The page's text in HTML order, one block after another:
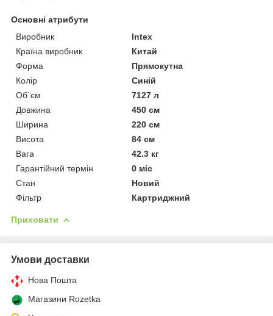
Основні атрибути
Виробник
Intex
Країна виробник
Китай
Форма
Прямокутна
Колір
Синій
Об`єм
7127 л
Довжина
450 см
Ширина
220 см
Висота
84 см
Вага
42.3 кг
Гарантійний термін
0 міс
Стан
Новий
Фільтр
Картриджний
Приховати
Умови доставки
Нова Пошта
Магазини Rozetka